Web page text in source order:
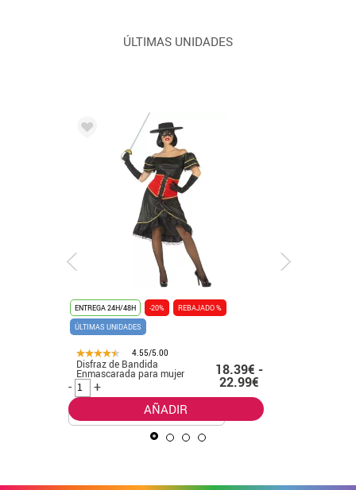
ÚLTIMAS UNIDADES
ENTREGA 24H/48H -20%
REBAJADO %
ÚLTIMAS UNIDADES
4.55/5.00
Disfraz de Bandida
Enmascarada para mujer 18.39€ -
22.99€
- +
AÑADIR